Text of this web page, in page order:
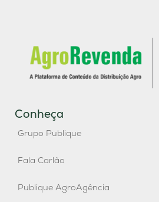
Conheça
Grupo Publique
Fala Carlão
Publique AgroAgência